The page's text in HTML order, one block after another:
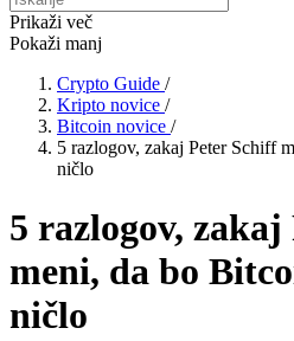
Prikaži več
Pokaži manj
Crypto Guide /
Kripto novice /
Bitcoin novice /
5 razlogov, zakaj Peter Schiff
ničlo
5 razlogov,
meni, da bo
ničlo